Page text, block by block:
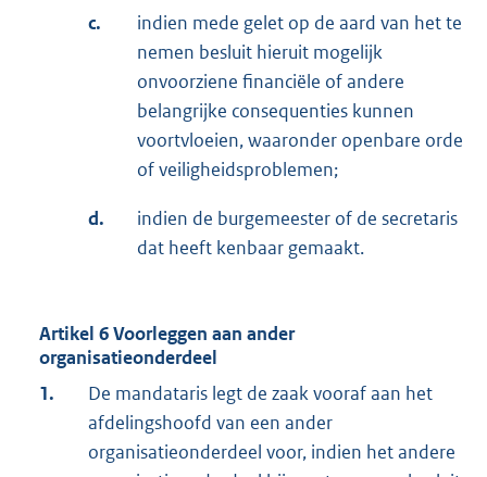
c.
indien mede gelet op de aard van het te
nemen besluit hieruit mogelijk
onvoorziene financiële of andere
belangrijke consequenties kunnen
voortvloeien, waaronder openbare orde
of veiligheidsproblemen;
d.
indien de burgemeester of de secretaris
dat heeft kenbaar gemaakt.
Artikel 6 Voorleggen aan ander
organisatieonderdeel
1.
De mandataris legt de zaak vooraf aan het
afdelingshoofd van een ander
organisatieonderdeel voor, indien het andere